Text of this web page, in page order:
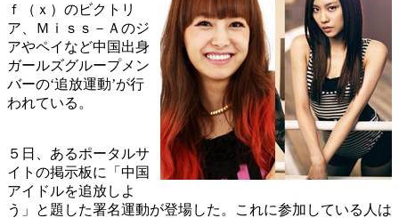
ｆ（ｘ）のビクトリ
ア、Ｍｉｓｓ－Ａのジ
アやペイなど中国出身
ガールズグループメン
バーの‘追放運動’が行
われている。
５日、あるポータルサ
イトの掲示板に「中国
アイドルを追放しよ
う」と題した署名運動が登場した。これに参加している人は